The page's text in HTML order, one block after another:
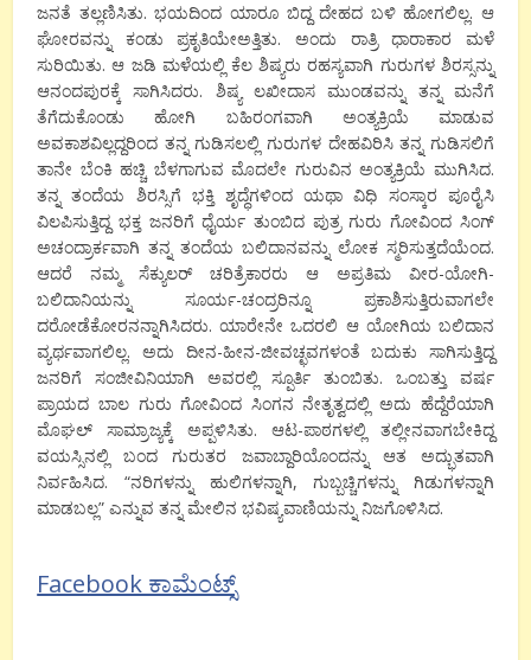
ಜನತೆ ತಲ್ಲಣಿಸಿತು. ಭಯದಿಂದ ಯಾರೂ ಬಿದ್ದ ದೇಹದ ಬಳಿ ಹೋಗಲಿಲ್ಲ. ಆ
ಘೋರವನ್ನು ಕಂಡು ಪ್ರಕೃತಿಯೇಅತ್ತಿತು. ಅಂದು ರಾತ್ರಿ ಧಾರಾಕಾರ ಮಳೆ
ಸುರಿಯಿತು. ಆ ಜಡಿ ಮಳೆಯಲ್ಲಿ ಕೆಲ ಶಿಷ್ಯರು ರಹಸ್ಯವಾಗಿ ಗುರುಗಳ ಶಿರಸ್ಸನ್ನು
ಆನಂದಪುರಕ್ಕೆ ಸಾಗಿಸಿದರು. ಶಿಷ್ಯ ಲಖೀದಾಸ ಮುಂಡವನ್ನು ತನ್ನ ಮನೆಗೆ
ತೆಗೆದುಕೊಂಡು ಹೋಗಿ ಬಹಿರಂಗವಾಗಿ ಅಂತ್ಯಕ್ರಿಯೆ ಮಾಡುವ
ಅವಕಾಶವಿಲ್ಲದ್ದರಿಂದ ತನ್ನ ಗುಡಿಸಲಲ್ಲಿ ಗುರುಗಳ ದೇಹವಿರಿಸಿ ತನ್ನ ಗುಡಿಸಲಿಗೆ
ತಾನೇ ಬೆಂಕಿ ಹಚ್ಚಿ ಬೆಳಗಾಗುವ ಮೊದಲೇ ಗುರುವಿನ ಅಂತ್ಯಕ್ರಿಯೆ ಮುಗಿಸಿದ.
ತನ್ನ ತಂದೆಯ ಶಿರಸ್ಸಿಗೆ ಭಕ್ತಿ ಶೃದ್ಧೆಗಳಿಂದ ಯಥಾ ವಿಧಿ ಸಂಸ್ಕಾರ ಪೂರೈಸಿ
ವಿಲಪಿಸುತ್ತಿದ್ದ ಭಕ್ತ ಜನರಿಗೆ ಧೈರ್ಯ ತುಂಬಿದ ಪುತ್ರ ಗುರು ಗೋವಿಂದ ಸಿಂಗ್
ಅಚಂದ್ರಾರ್ಕವಾಗಿ ತನ್ನ ತಂದೆಯ ಬಲಿದಾನವನ್ನು ಲೋಕ ಸ್ಮರಿಸುತ್ತದೆಯೆಂದ.
ಆದರೆ ನಮ್ಮ ಸೆಕ್ಯುಲರ್ ಚರಿತ್ರೆಕಾರರು ಆ ಅಪ್ರತಿಮ ವೀರ-ಯೋಗಿ-
ಬಲಿದಾನಿಯನ್ನು ಸೂರ್ಯ-ಚಂದ್ರರಿನ್ನೂ ಪ್ರಕಾಶಿಸುತ್ತಿರುವಾಗಲೇ
ದರೋಡೆಕೋರನನ್ನಾಗಿಸಿದರು. ಯಾರೇನೇ ಒದರಲಿ ಆ ಯೋಗಿಯ ಬಲಿದಾನ
ವ್ಯರ್ಥವಾಗಲಿಲ್ಲ. ಅದು ದೀನ-ಹೀನ-ಜೀವಚ್ಛವಗಳಂತೆ ಬದುಕು ಸಾಗಿಸುತ್ತಿದ್ದ
ಜನರಿಗೆ ಸಂಜೀವಿನಿಯಾಗಿ ಅವರಲ್ಲಿ ಸ್ಪೂರ್ತಿ ತುಂಬಿತು. ಒಂಬತ್ತು ವರ್ಷ
ಪ್ರಾಯದ ಬಾಲ ಗುರು ಗೋವಿಂದ ಸಿಂಗನ ನೇತೃತ್ವದಲ್ಲಿ ಅದು ಹೆದ್ದೆರೆಯಾಗಿ
ಮೊಘಲ್ ಸಾಮ್ರಾಜ್ಯಕ್ಕೆ ಅಪ್ಪಳಿಸಿತು. ಆಟ-ಪಾಠಗಳಲ್ಲಿ ತಲ್ಲೀನವಾಗಬೇಕಿದ್ದ
ವಯಸ್ಸಿನಲ್ಲಿ ಬಂದ ಗುರುತರ ಜವಾಬ್ದಾರಿಯೊಂದನ್ನು ಆತ ಅದ್ಭುತವಾಗಿ
ನಿರ್ವಹಿಸಿದ. “ನರಿಗಳನ್ನು ಹುಲಿಗಳನ್ನಾಗಿ, ಗುಬ್ಬಚ್ಚಿಗಳನ್ನು ಗಿಡುಗಳನ್ನಾಗಿ
ಮಾಡಬಲ್ಲ” ಎನ್ನುವ ತನ್ನ ಮೇಲಿನ ಭವಿಷ್ಯವಾಣಿಯನ್ನು ನಿಜಗೊಳಿಸಿದ.
Facebook ಕಾಮೆಂಟ್ಸ್